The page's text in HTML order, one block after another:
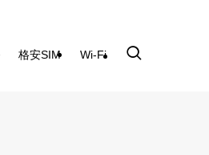
格安SIM Wi-Fi